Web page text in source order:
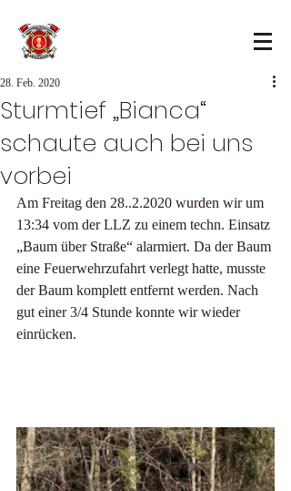
Sturmtief „Bianca“
schaute auch bei uns
vorbei
28. Feb. 2020
Am Freitag den 28..2.2020 wurden wir um
13:34 vom der LLZ zu einem techn. Einsatz
„Baum über Straße“ alarmiert. Da der Baum
eine Feuerwehrzufahrt verlegt hatte, musste
der Baum komplett entfernt werden. Nach
gut einer 3/4 Stunde konnte wir wieder
einrücken.